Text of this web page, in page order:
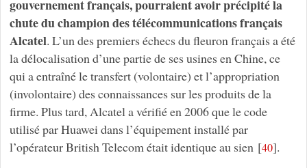
gouvernement français, pourraient avoir précipité la
chute du champion des télécommunications français
Alcatel. L’un des premiers échecs du fleuron français a été
la délocalisation d’une partie de ses usines en Chine, ce
qui a entraîné le transfert (volontaire) et l’appropriation
(involontaire) des connaissances sur les produits de la
firme. Plus tard, Alcatel a vérifié en 2006 que le code
utilisé par Huawei dans l’équipement installé par
l’opérateur British Telecom était identique au sien [40].